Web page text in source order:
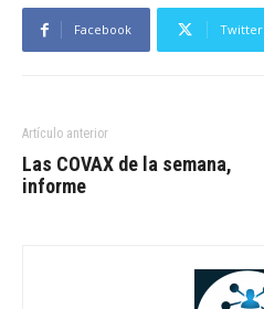
Facebook Twitter
Artículo anterior
Las COVAX de la semana,
informe